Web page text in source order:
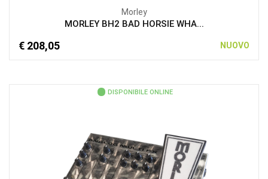
Morley
MORLEY BH2 BAD HORSIE WHA...
€ 208,05 NUOVO
DISPONIBILE ONLINE